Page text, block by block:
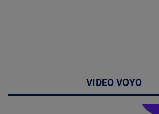
VIDEO VOYO